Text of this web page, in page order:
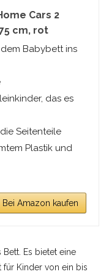
Cars 2
cm, rot
Babybett ins
das es
Seitenteile
Plastik und
Bei Amazon kaufen
Es bietet eine
für Kinder von ein bis